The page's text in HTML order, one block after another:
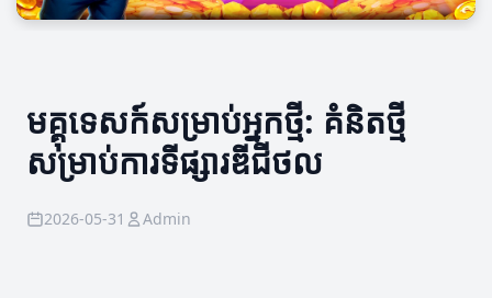
មគ្គុទេសក៍សម្រាប់អ្នកថ្មី: គំនិតថ្មី
សម្រាប់ការទីផ្សារឌីជីថល
2026-05-31 Admin